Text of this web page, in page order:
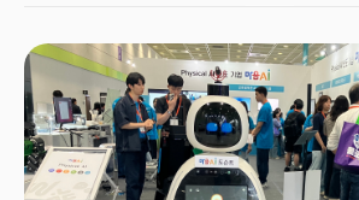
가상융합산업대전 등 7개 전문 전시가 한자리에 모
개별 전시를 단순 병렬 배치하는 데 그치지 않고, 산
연결한 '융합형 기술 플랫폼'으로 설계됐다는 점이다
넘어, 실제 산업 현장에 적용 가능한 ‘돈 되는 혁신 기
제시하겠다는 구상이다.👉사전등록하러 가기